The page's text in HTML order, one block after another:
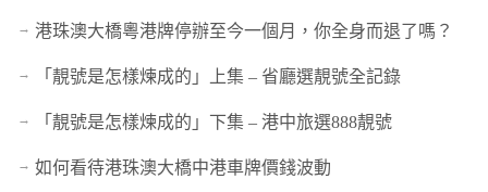
港珠澳大橋粵港牌停辦至今一個月，你全身而退了嗎？
「靚號是怎樣煉成的」上集 – 省廳選靚號全記錄
「靚號是怎樣煉成的」下集 – 港中旅選888靚號
如何看待港珠澳大橋中港車牌價錢波動